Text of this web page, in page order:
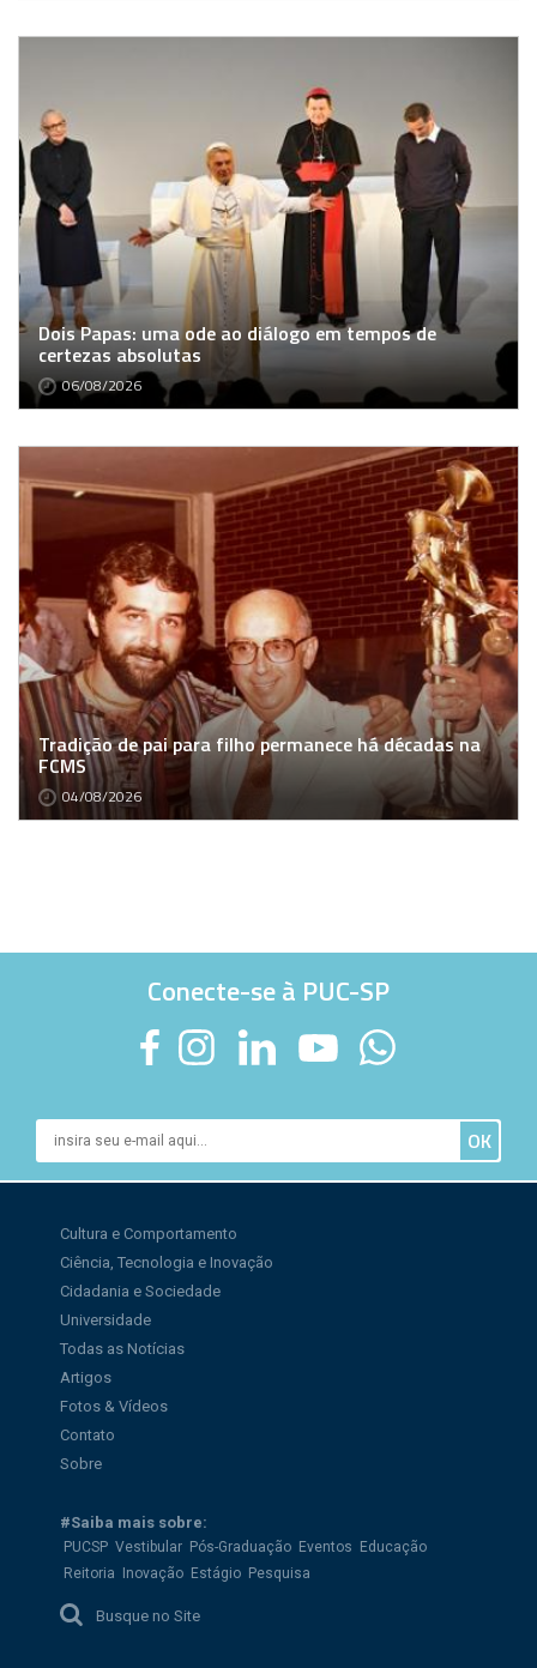
Dois Papas: uma ode ao diálogo em tempos de
certezas absolutas
06/08/2026
Tradição de pai para filho permanece há décadas na
FCMS
04/08/2026
Conecte-se à PUC-SP
Cultura e Comportamento
Ciência, Tecnologia e Inovação
Cidadania e Sociedade
Universidade
Todas as Notícias
Artigos
Fotos & Vídeos
Contato
Sobre
#Saiba mais sobre:
PUCSP Vestibular Pós-Graduação Eventos Educação
Reitoria Inovação Estágio Pesquisa
Busque no Site